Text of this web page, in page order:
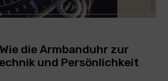
die Armbanduhr zur
und Persönlichkeit